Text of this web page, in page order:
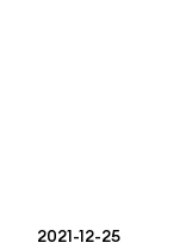
2021-12-25